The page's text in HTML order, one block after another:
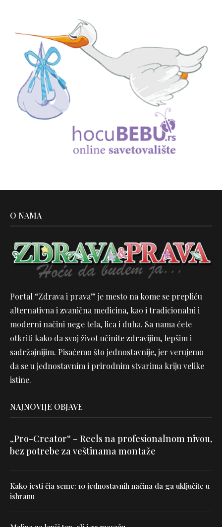
O NAMA
Portal “Zdrava i prava” je mesto na kome se prepliću
alternativna i zvanična medicina, kao i tradicionalni i
moderni načini nege tela, lica i duha. Sa nama ćete
otkriti kako da svoj život učinite zdravijim, lepšim i
sadržajnijim. Pisaćemo što jednostavnije, jer verujemo
da se u jednostavnim i prirodnim stvarima kriju velike
istine.
NAJNOVIJE OBJAVE
„Pro-Creator“ – Reels na profesionalnom nivou,
bez potrebe za veštinama montaže
Kako jesti čia seme: 10 jednostavnih načina da ga uključite u
ishranu